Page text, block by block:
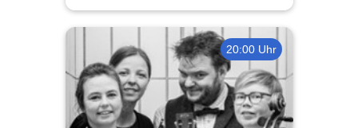
20:00 Uhr